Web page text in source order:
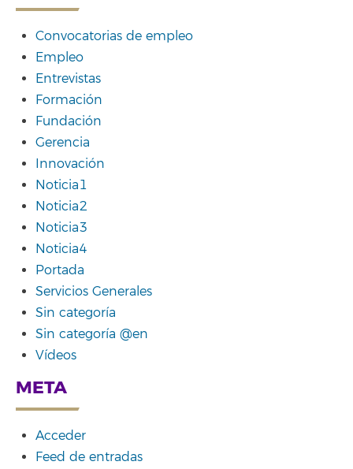
Convocatorias de empleo
Empleo
Entrevistas
Formación
Fundación
Gerencia
Innovación
Noticia1
Noticia2
Noticia3
Noticia4
Portada
Servicios Generales
Sin categoría
Sin categoría @en
Vídeos
META
Acceder
Feed de entradas